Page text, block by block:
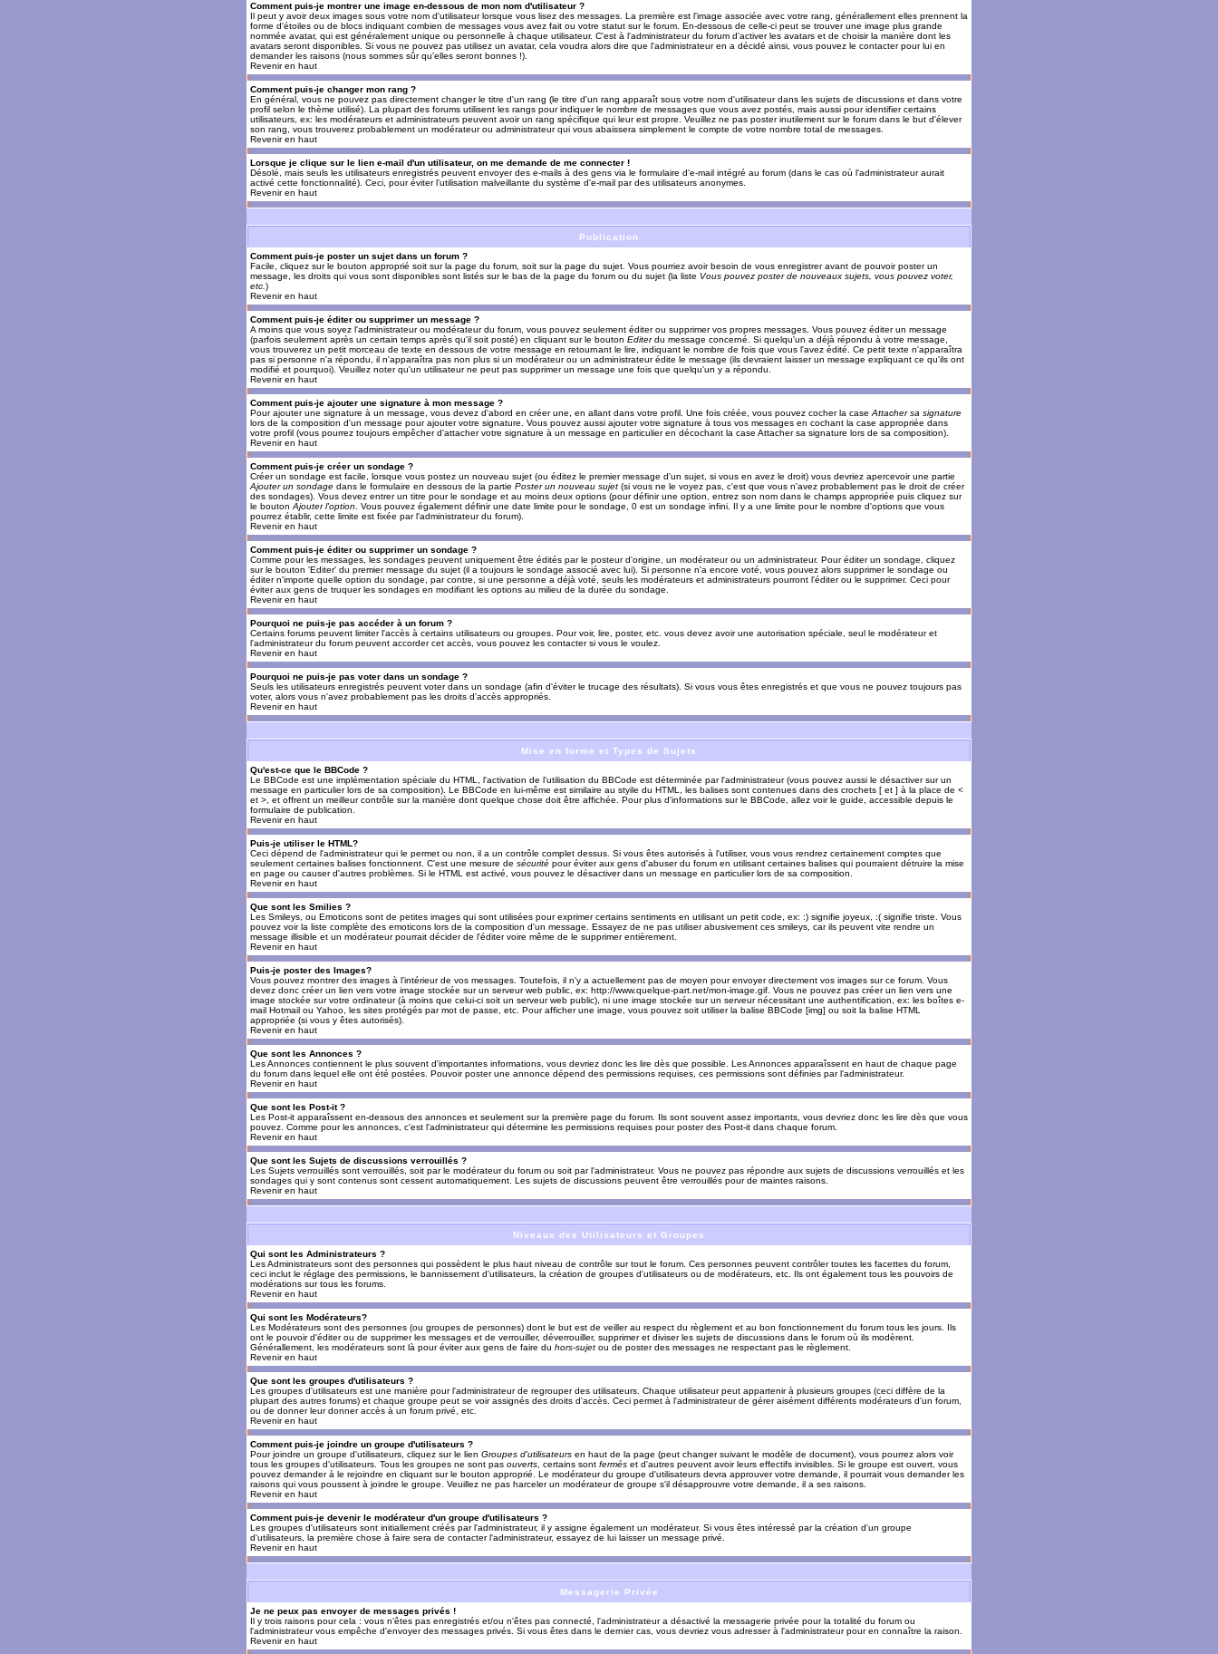
Comment puis-je montrer une image en-dessous de mon nom d'utilisateur ?
Il peut y avoir deux images sous votre nom d'utilisateur lorsque vous lisez des messages. La première est l'image associée avec votre rang, générallement elles prennent la
forme d'étoiles ou de blocs indiquant combien de messages vous avez fait ou votre statut sur le forum. En-dessous de celle-ci peut se trouver une image plus grande
nommée avatar, qui est généralement unique ou personnelle à chaque utilisateur. C'est à l'administrateur du forum d'activer les avatars et de choisir la manière dont les
avatars seront disponibles. Si vous ne pouvez pas utilisez un avatar, cela voudra alors dire que l'administrateur en a décidé ainsi, vous pouvez le contacter pour lui en
demander les raisons (nous sommes sûr qu'elles seront bonnes !).
Revenir en haut
Comment puis-je changer mon rang ?
En général, vous ne pouvez pas directement changer le titre d'un rang (le titre d'un rang apparaît sous votre nom d'utilisateur dans les sujets de discussions et dans votre
profil selon le thème utilisé). La plupart des forums utilisent les rangs pour indiquer le nombre de messages que vous avez postés, mais aussi pour identifier certains
utilisateurs, ex: les modérateurs et administrateurs peuvent avoir un rang spécifique qui leur est propre. Veuillez ne pas poster inutilement sur le forum dans le but d'élever
son rang, vous trouverez probablement un modérateur ou administrateur qui vous abaissera simplement le compte de votre nombre total de messages.
Revenir en haut
Lorsque je clique sur le lien e-mail d'un utilisateur, on me demande de me connecter !
Désolé, mais seuls les utilisateurs enregistrés peuvent envoyer des e-mails à des gens via le formulaire d'e-mail intégré au forum (dans le cas où l'administrateur aurait
activé cette fonctionnalité). Ceci, pour éviter l'utilisation malveillante du système d'e-mail par des utilisateurs anonymes.
Revenir en haut
Publication
Comment puis-je poster un sujet dans un forum ?
Facile, cliquez sur le bouton approprié soit sur la page du forum, soit sur la page du sujet. Vous pourriez avoir besoin de vous enregistrer avant de pouvoir poster un
message, les droits qui vous sont disponibles sont listés sur le bas de la page du forum ou du sujet (la liste Vous pouvez poster de nouveaux sujets, vous pouvez voter,
etc. )
Revenir en haut
Comment puis-je éditer ou supprimer un message ?
A moins que vous soyez l'administrateur ou modérateur du forum, vous pouvez seulement éditer ou supprimer vos propres messages. Vous pouvez éditer un message
(parfois seulement après un certain temps après qu'il soit posté) en cliquant sur le bouton Editerdu message concerné. Si quelqu'un a déjà répondu à votre message,
vous trouverez un petit morceau de texte en dessous de votre message en retournant le lire, indiquant le nombre de fois que vous l'avez édité. Ce petit texte n'apparaîtra
pas si personne n'a répondu, il n'apparaîtra pas non plus si un modérateur ou un administrateur édite le message (ils devraient laisser un message expliquant ce qu'ils ont
modifié et pourquoi). Veuillez noter qu'un utilisateur ne peut pas supprimer un message une fois que quelqu'un y a répondu.
Revenir en haut
Comment puis-je ajouter une signature à mon message ?
Pour ajouter une signature à un message, vous devez d'abord en créer une, en allant dans votre profil. Une fois créée, vous pouvez cocher la case Attacher sa signature
lors de la composition d'un message pour ajouter votre signature. Vous pouvez aussi ajouter votre signature à tous vos messages en cochant la case appropriée dans
votre profil (vous pourrez toujours empêcher d'attacher votre signature à un message en particulier en décochant la case Attacher sa signature lors de sa composition).
Revenir en haut
Comment puis-je créer un sondage ?
Créer un sondage est facile, lorsque vous postez un nouveau sujet (ou éditez le premier message d'un sujet, si vous en avez le droit) vous devriez apercevoir une partie
Ajouter un sondage dans le formulaire en dessous de la partie Poster un nouveau sujet (si vous ne le voyez pas, c'est que vous n'avez probablement pas le droit de créer
des sondages). Vous devez entrer un titre pour le sondage et au moins deux options (pour définir une option, entrez son nom dans le champs appropriée puis cliquez sur
le bouton Ajouter l'option . Vous pouvez également définir une date limite pour le sondage, 0 est un sondage infini. Il y a une limite pour le nombre d'options que vous
pourrez établir, cette limite est fixée par l'administrateur du forum).
Revenir en haut
Comment puis-je éditer ou supprimer un sondage ?
Comme pour les messages, les sondages peuvent uniquement être édités par le posteur d'origine, un modérateur ou un administrateur. Pour éditer un sondage, cliquez
sur le bouton 'Editer' du premier message du sujet (il a toujours le sondage associé avec lui). Si personne n'a encore voté, vous pouvez alors supprimer le sondage ou
éditer n'importe quelle option du sondage, par contre, si une personne a déjà voté, seuls les modérateurs et administrateurs pourront l'éditer ou le supprimer. Ceci pour
éviter aux gens de truquer les sondages en modifiant les options au milieu de la durée du sondage.
Revenir en haut
Pourquoi ne puis-je pas accéder à un forum ?
Certains forums peuvent limiter l'accès à certains utilisateurs ou groupes. Pour voir, lire, poster, etc. vous devez avoir une autorisation spéciale, seul le modérateur et
l'administrateur du forum peuvent accorder cet accès, vous pouvez les contacter si vous le voulez.
Revenir en haut
Pourquoi ne puis-je pas voter dans un sondage ?
Seuls les utilisateurs enregistrés peuvent voter dans un sondage (afin d'éviter le trucage des résultats). Si vous vous êtes enregistrés et que vous ne pouvez toujours pas
voter, alors vous n'avez probablement pas les droits d'accès appropriés.
Revenir en haut
Mise en forme et Types de Sujets
Qu'est-ce que le BBCode ?
Le BBCode est une implémentation spéciale du HTML, l'activation de l'utilisation du BBCode est déterminée par l'administrateur (vous pouvez aussi le désactiver sur un
message en particulier lors de sa composition). Le BBCode en lui-même est similaire au styile du HTML, les balises sont contenues dans des crochets [ et ] à la place de <
et >, et offrent un meilleur contrôle sur la manière dont quelque chose doit être affichée. Pour plus d'informations sur le BBCode, allez voir le guide, accessible depuis le
formulaire de publication.
Revenir en haut
Puis-je utiliser le HTML?
Ceci dépend de l'administrateur qui le permet ou non, il a un contrôle complet dessus. Si vous êtes autorisés à l'utiliser, vous vous rendrez certainement comptes que
seulement certaines balises fonctionnent. C'est une mesure de sécurité pour éviter aux gens d'abuser du forum en utilisant certaines balises qui pourraient détruire la mise
en page ou causer d'autres problèmes. Si le HTML est activé, vous pouvez le désactiver dans un message en particulier lors de sa composition.
Revenir en haut
Que sont les Smilies ?
Les Smileys, ou Emoticons sont de petites images qui sont utilisées pour exprimer certains sentiments en utilisant un petit code, ex: :) signifie joyeux, :( signifie triste. Vous
pouvez voir la liste complète des emoticons lors de la composition d'un message. Essayez de ne pas utiliser abusivement ces smileys, car ils peuvent vite rendre un
message illisible et un modérateur pourrait décider de l'éditer voire même de le supprimer entièrement.
Revenir en haut
Puis-je poster des Images?
Vous pouvez montrer des images à l'intérieur de vos messages. Toutefois, il n'y a actuellement pas de moyen pour envoyer directement vos images sur ce forum. Vous
devez donc créer un lien vers votre image stockée sur un serveur web public, ex: http://www.quelque-part.net/mon-image.gif. Vous ne pouvez pas créer un lien vers une
image stockée sur votre ordinateur (à moins que celui-ci soit un serveur web public), ni une image stockée sur un serveur nécessitant une authentification, ex: les boîtes e-
mail Hotmail ou Yahoo, les sites protégés par mot de passe, etc. Pour afficher une image, vous pouvez soit utiliser la balise BBCode [img] ou soit la balise HTML
appropriée (si vous y êtes autorisés).
Revenir en haut
Que sont les Annonces ?
Les Annonces contiennent le plus souvent d'importantes informations, vous devriez donc les lire dès que possible. Les Annonces apparaîssent en haut de chaque page
du forum dans lequel elle ont été postées. Pouvoir poster une annonce dépend des permissions requises, ces permissions sont définies par l'administrateur.
Revenir en haut
Que sont les Post-it ?
Les Post-it apparaîssent en-dessous des annonces et seulement sur la première page du forum. Ils sont souvent assez importants, vous devriez donc les lire dès que vous
pouvez. Comme pour les annonces, c'est l'administrateur qui détermine les permissions requises pour poster des Post-it dans chaque forum.
Revenir en haut
Que sont les Sujets de discussions verrouillés ?
Les Sujets verrouillés sont verrouillés, soit par le modérateur du forum ou soit par l'administrateur. Vous ne pouvez pas répondre aux sujets de discussions verrouillés et les
sondages qui y sont contenus sont cessent automatiquement. Les sujets de discussions peuvent être verrouillés pour de maintes raisons.
Revenir en haut
Niveaux des Utilisateurs et Groupes
Qui sont les Administrateurs ?
Les Administrateurs sont des personnes qui possèdent le plus haut niveau de contrôle sur tout le forum. Ces personnes peuvent contrôler toutes les facettes du forum,
ceci inclut le réglage des permissions, le bannissement d'utilisateurs, la création de groupes d'utilisateurs ou de modérateurs, etc. Ils ont également tous les pouvoirs de
modérations sur tous les forums.
Revenir en haut
Qui sont les Modérateurs?
Les Modérateurs sont des personnes (ou groupes de personnes) dont le but est de veiller au respect du règlement et au bon fonctionnement du forum tous les jours. Ils
ont le pouvoir d'éditer ou de supprimer les messages et de verrouiller, déverrouiller, supprimer et diviser les sujets de discussions dans le forum où ils modèrent.
Générallement, les modérateurs sont là pour éviter aux gens de faire du hors-sujet ou de poster des messages ne respectant pas le règlement.
Revenir en haut
Que sont les groupes d'utilisateurs ?
Les groupes d'utilisateurs est une manière pour l'administrateur de regrouper des utilisateurs. Chaque utilisateur peut appartenir à plusieurs groupes (ceci diffère de la
plupart des autres forums) et chaque groupe peut se voir assignés des droits d'accès. Ceci permet à l'administrateur de gérer aisément différents modérateurs d'un forum,
ou de donner leur donner accès à un forum privé, etc.
Revenir en haut
Comment puis-je joindre un groupe d'utilisateurs ?
Pour joindre un groupe d'utilisateurs, cliquez sur le lien Groupes d'utilisateurs en haut de la page (peut changer suivant le modèle de document), vous pourrez alors voir
tous les groupes d'utilisateurs. Tous les groupes ne sont pas ouverts , certains sont fermés et d'autres peuvent avoir leurs effectifs invisibles. Si le groupe est ouvert, vous
pouvez demander à le rejoindre en cliquant sur le bouton approprié. Le modérateur du groupe d'utilisateurs devra approuver votre demande, il pourrait vous demander les
raisons qui vous poussent à joindre le groupe. Veuillez ne pas harceler un modérateur de groupe s'il désapprouvre votre demande, il a ses raisons.
Revenir en haut
Comment puis-je devenir le modérateur d'un groupe d'utilisateurs ?
Les groupes d'utilisateurs sont initiallement créés par l'administrateur, il y assigne également un modérateur. Si vous êtes intéressé par la création d'un groupe
d'utilisateurs, la première chose à faire sera de contacter l'administrateur, essayez de lui laisser un message privé.
Revenir en haut
Messagerie Privée
Je ne peux pas envoyer de messages privés !
Il y trois raisons pour cela : vous n'êtes pas enregistrés et/ou n'êtes pas connecté, l'administrateur a désactivé la messagerie privée pour la totalité du forum ou
l'administrateur vous empêche d'envoyer des messages privés. Si vous êtes dans le dernier cas, vous devriez vous adresser à l'administrateur pour en connaître la raison.
Revenir en haut